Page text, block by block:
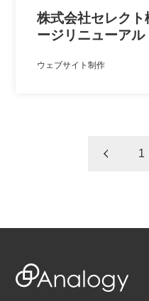
株式会社セレク
ージリニューアル
ウェブサイト制作
1